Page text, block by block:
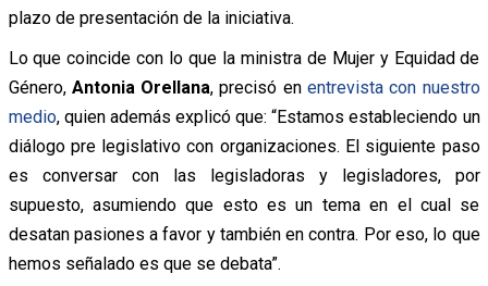
plazo de presentación de la iniciativa.
Lo que coincide con lo que la ministra de Mujer y Equidad de
Género, Antonia Orellana, precisó en entrevista con nuestro
medio, quien además explicó que: “Estamos estableciendo un
diálogo pre legislativo con organizaciones. El siguiente paso
es conversar con las legisladoras y legisladores, por
supuesto, asumiendo que esto es un tema en el cual se
desatan pasiones a favor y también en contra. Por eso, lo que
hemos señalado es que se debata”.